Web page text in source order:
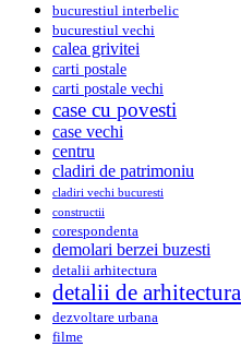
bucurestiul interbelic
bucurestiul vechi
calea grivitei
carti postale
carti postale vechi
case cu povesti
case vechi
centru
cladiri de patrimoniu
cladiri vechi bucuresti
constructii
corespondenta
demolari berzei buzesti
detalii arhitectura
detalii de arhitectura
dezvoltare urbana
filme